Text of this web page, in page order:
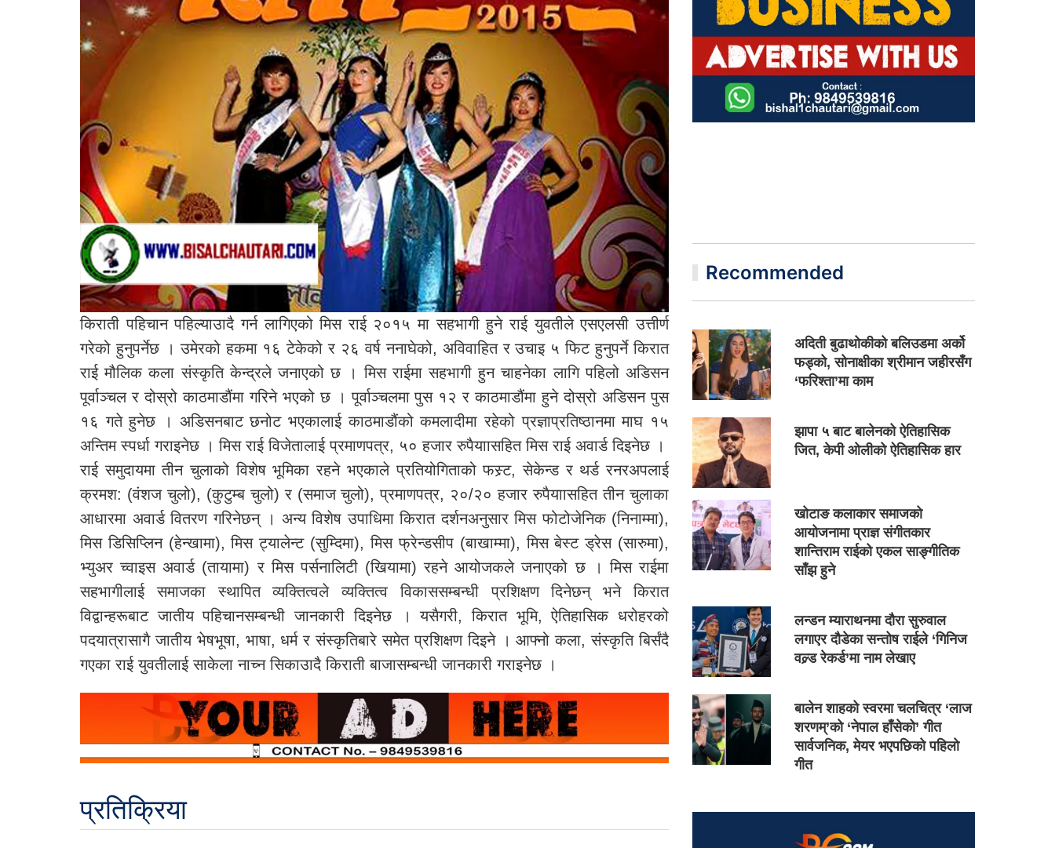
किराती पहिचान पहिल्याउादै गर्न लागिएको मिस राई २०१५ मा सहभागी हुने राई युवतीले एसएलसी उत्तीर्ण
गरेको हुनुपर्नेछ । उमेरको हकमा १६ टेकेको र २६ वर्ष ननाघेको, अविवाहित र उचाइ ५ फिट हुनुपर्ने किरात
राई मौलिक कला संस्कृति केन्द्रले जनाएको छ । मिस राईमा सहभागी हुन चाहनेका लागि पहिलो अडिसन
पूर्वाञ्चल र दोस्रो काठमाडौंमा गरिने भएको छ । पूर्वाञ्चलमा पुस १२ र काठमाडौंमा हुने दोस्रो अडिसन पुस
१६ गते हुनेछ । अडिसनबाट छनोट भएकालाई काठमाडौंको कमलादीमा रहेको प्रज्ञाप्रतिष्ठानमा माघ १५
अन्तिम स्पर्धा गराइनेछ । मिस राई विजेतालाई प्रमाणपत्र, ५० हजार रुपैयाासहित मिस राई अवार्ड दिइनेछ ।
राई समुदायमा तीन चुलाको विशेष भूमिका रहने भएकाले प्रतियोगिताको फस्र्ट, सेकेन्ड र थर्ड रनरअपलाई
क्रमश: (वंशज चुलो), (कुटुम्ब चुलो) र (समाज चुलो), प्रमाणपत्र, २०/२० हजार रुपैयाासहित तीन चुलाका
आधारमा अवार्ड वितरण गरिनेछन् । अन्य विशेष उपाधिमा किरात दर्शनअनुसार मिस फोटोजेनिक (निनाम्मा),
मिस डिसिप्लिन (हेन्खामा), मिस ट्यालेन्ट (सुम्दिमा), मिस फ्रेन्डसीप (बाखाम्मा), मिस बेस्ट ड्रेस (सारुमा),
भ्युअर च्वाइस अवार्ड (तायामा) र मिस पर्सनालिटी (खियामा) रहने आयोजकले जनाएको छ । मिस राईमा
सहभागीलाई समाजका स्थापित व्यक्तित्वले व्यक्तित्व विकाससम्बन्धी प्रशिक्षण दिनेछन् भने किरात
विद्वान्हरूबाट जातीय पहिचानसम्बन्धी जानकारी दिइनेछ । यसैगरी, किरात भूमि, ऐतिहासिक धरोहरको
पदयात्रासागै जातीय भेषभूषा, भाषा, धर्म र संस्कृतिबारे समेत प्रशिक्षण दिइने । आफ्नो कला, संस्कृति बिर्संदै
गएका राई युवतीलाई साकेला नाच्न सिकाउादै किराती बाजासम्बन्धी जानकारी गराइनेछ ।
प्रतिक्रिया
Recommended
अदिती बुढाथोकीको बलिउडमा अर्को
फड्को, सोनाक्षीका श्रीमान जहीरसँग
‘फरिश्ता’मा काम
झापा ५ बाट बालेनको ऐतिहासिक
जित, केपी ओलीको ऐतिहासिक हार
खोटाङ कलाकार समाजको
आयोजनामा प्राज्ञ संगीतकार
शान्तिराम राईको एकल साङ्गीतिक
साँझ हुने
लन्डन म्याराथनमा दौरा सुरुवाल
लगाएर दौडेका सन्तोष राईले ‘गिनिज
वल्र्ड रेकर्ड’मा नाम लेखाए
बालेन शाहको स्वरमा चलचित्र ‘लाज
शरणम्’को ‘नेपाल हाँसेको’ गीत
सार्वजनिक, मेयर भएपछिको पहिलो
गीत